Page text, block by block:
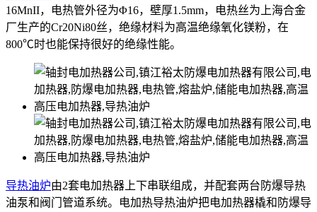
16MnII，电热管外径为Φ16，壁厚1.5mm，电热丝为上海合金
厂生产的Cr20Ni80丝，绝缘材料为高温绝缘氧化镁粉，在
800℃时也能保持很好的绝缘性能。
导热油炉由2套电加热器上下串联组成，并配套两台防爆导热
油泵和阀门管道系统。电加热导热油炉把电加热器橇和防爆导